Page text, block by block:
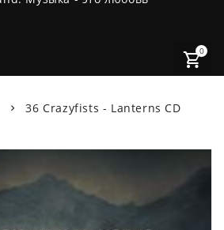
0
36 Crazyfists - Lanterns CD